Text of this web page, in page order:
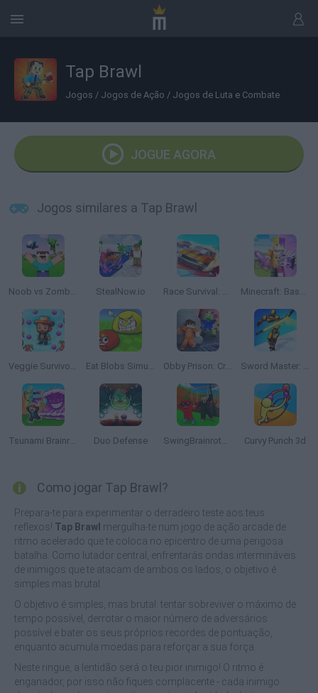
Tap Brawl
Jogos / Jogos de Ação / Jogos de Luta e Combate
JOGUE AGORA
Jogos similares a Tap Brawl
Noob vs Zombies: Survival! 3D StealNow.io Race Survival: Arena King Minecraft: Base Defenses
Veggie Survivors Eat Blobs Simulator Obby Prison: Craft Escape Sword Master: Slice Your Enemies!
Tsunami Brainrots Online Duo Defense SwingBrainrots.io Curvy Punch 3d
Como jogar Tap Brawl?
Prepara-te para experimentar o derradeiro teste aos teus
reflexos! Tap Brawl mergulha-te num jogo de ação arcade de
ritmo acelerado que te coloca no epicentro de uma perigosa
batalha. Como lutador central, enfrentarás ondas intermináveis
de inimigos que te atacam de ambos os lados, o objetivo é
simples mas brutal.
O objetivo é simples, mas brutal: tentar sobreviver o máximo de
tempo possível, derrotar o maior número de adversários
possível e bater os seus próprios recordes de pontuação,
enquanto acumula moedas para reforçar a sua força.
Neste ringue, a lentidão será o teu pior inimigo! O ritmo é
enganador, por isso não fiques complacente - cada inimigo